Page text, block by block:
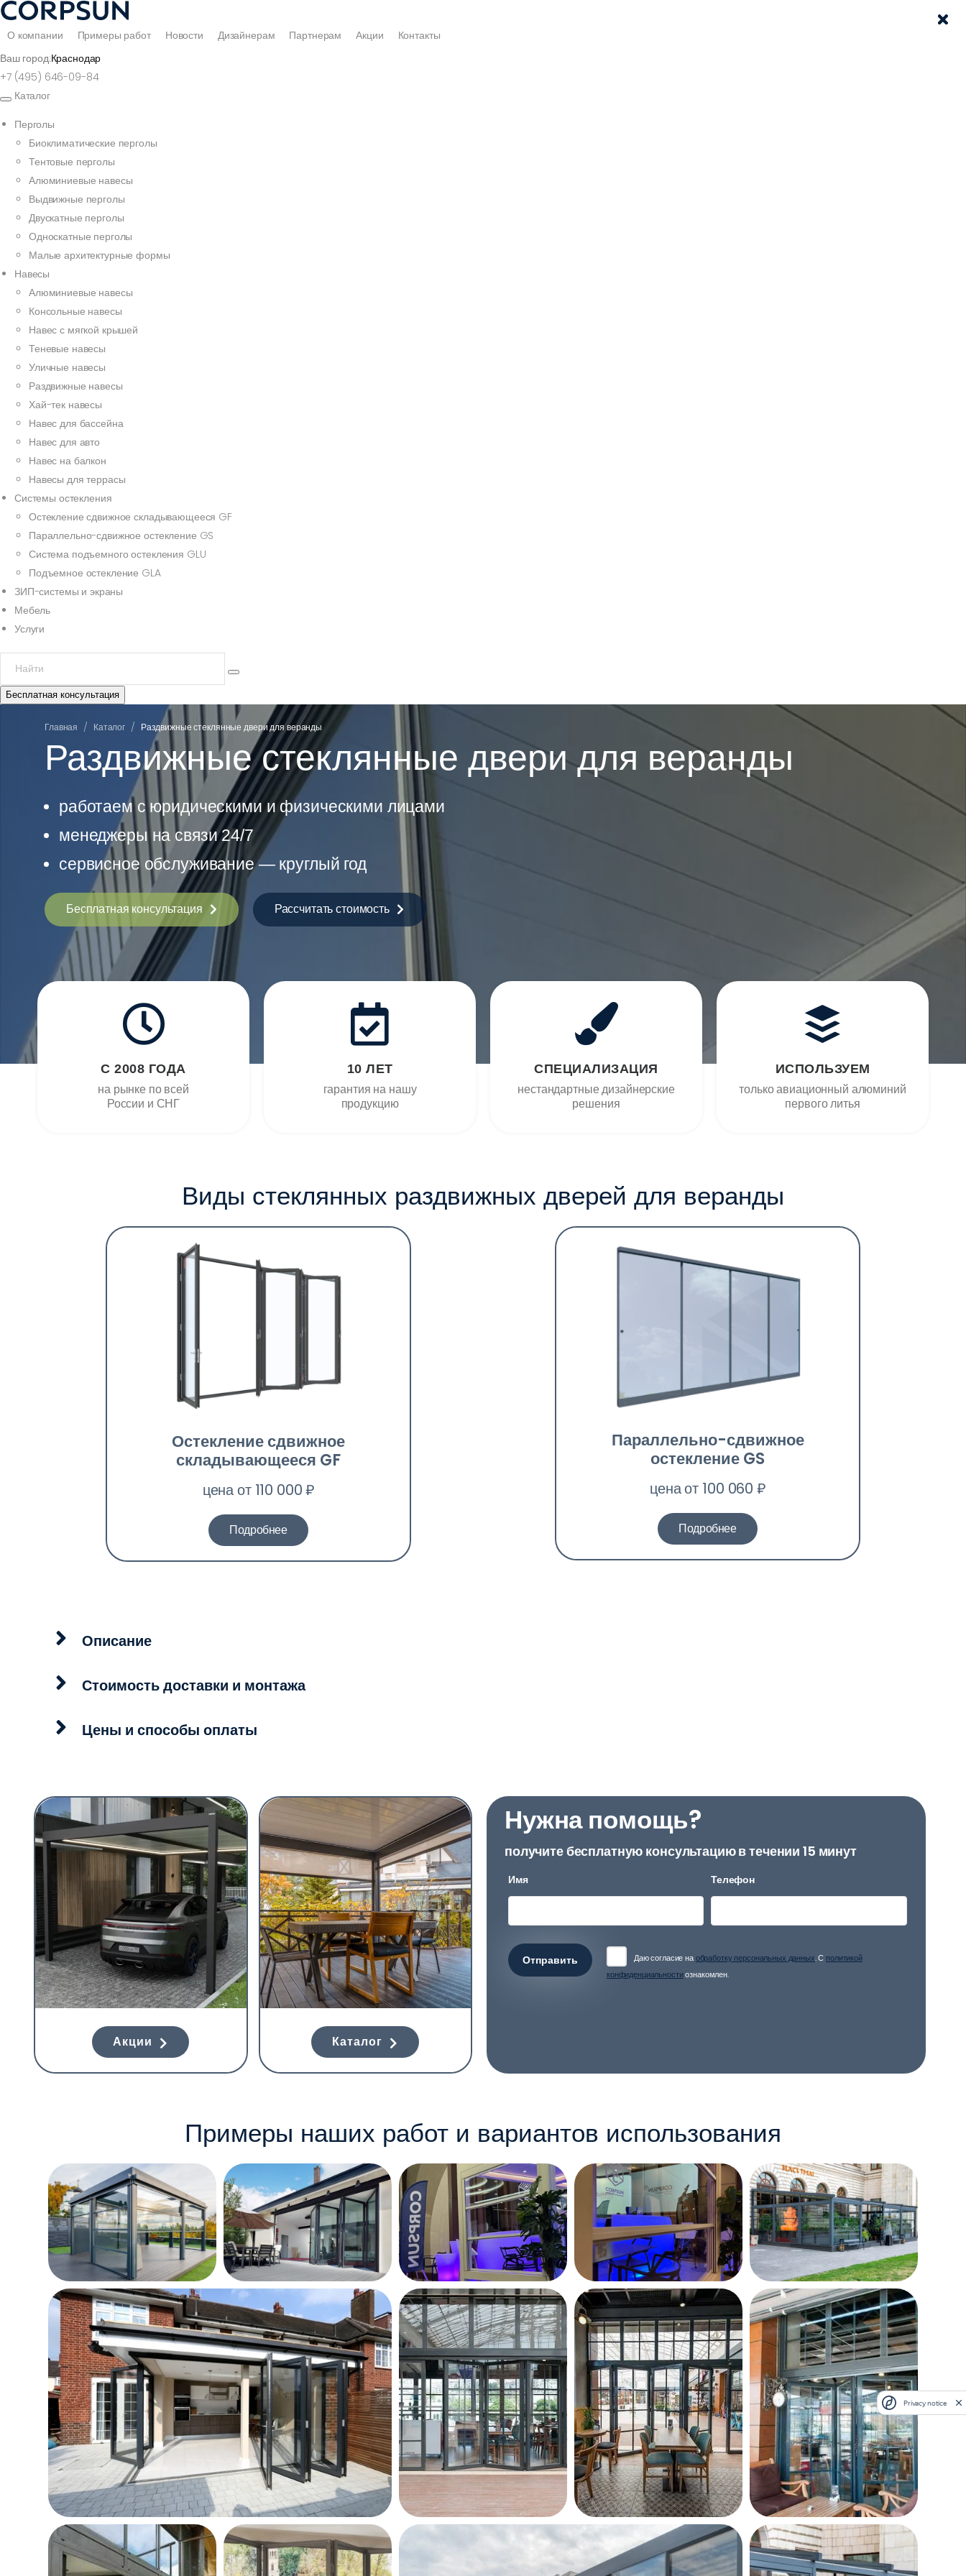
О компании Примеры работ Новости Дизайнерам Партнерам Акции
Контакты
Ваш город:Краснодар
+7 (495) 646-09-84
Каталог
Перголы
Биоклиматические перголы
Тентовые перголы
Алюминиевые навесы
Выдвижные перголы
Двускатные перголы
Односкатные перголы
Малые архитектурные формы
Навесы
Алюминиевые навесы
Консольные навесы
Навес с мягкой крышей
Теневые навесы
Уличные навесы
Раздвижные навесы
Хай-тек навесы
Навес для бассейна
Навес для авто
Навес на балкон
Навесы для террасы
Системы остекления
Остекление сдвижное складывающееся GF
Параллельно-сдвижное остекление GS
Система подъемного остекления GLU
Подъемное остекление GLA
ЗИП-системы и экраны
Мебель
Услуги
Бесплатная консультация
Главная / Каталог / Раздвижные стеклянные двери для веранды
Раздвижные стеклянные двери для веранды
работаем с юридическими и физическими лицами
менеджеры на связи 24/7
сервисное обслуживание — круглый год
Бесплатная консультация Рассчитать стоимость
С 2008 ГОДА
на рынке по всей
России и СНГ
10 ЛЕТ
гарантия на нашу
продукцию
СПЕЦИАЛИЗАЦИЯ
нестандартные дизайнерские
решения
ИСПОЛЬЗУЕМ
только авиационный алюминий
первого литья
Виды стеклянных раздвижных дверей для веранды
Остекление сдвижное
складывающееся GF
цена от 110 000 ₽
Подробнее
Параллельно-сдвижное
остекление GS
цена от 100 060 ₽
Подробнее
Описание
Стоимость доставки и монтажа
Цены и способы оплаты
Акции Каталог
Нужна помощь?
получите бесплатную консультацию в течении 15 минут
Имя Телефон
Отправить Даю согласие наобработку персональных данных. С политикой
конфиденциальностиознакомлен.
Примеры наших работ и вариантов использования
Privacy notice